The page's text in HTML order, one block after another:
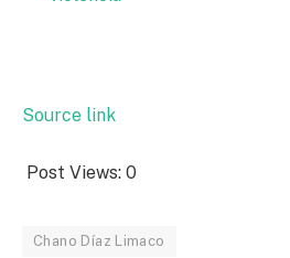
Source link
Post Views: 0
Chano Díaz Limaco